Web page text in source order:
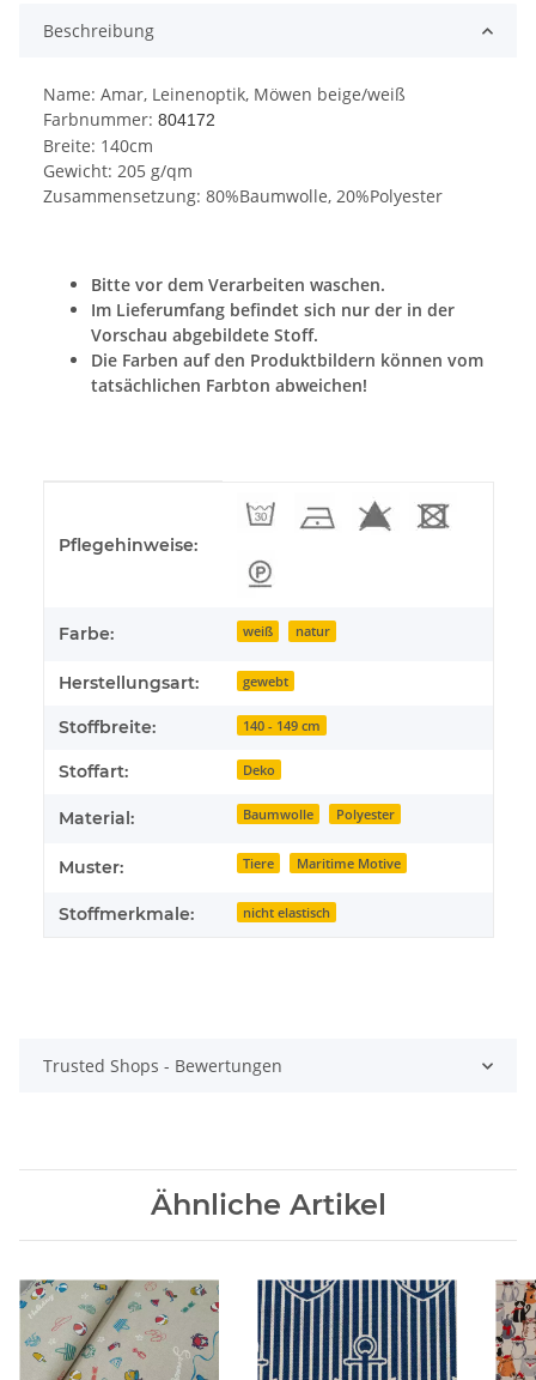
Beschreibung
Name: Amar, Leinenoptik, Möwen beige/weiß
Farbnummer: 804172
Breite: 140cm
Gewicht: 205 g/qm
Zusammensetzung: 80%Baumwolle, 20%Polyester
Bitte vor dem Verarbeiten waschen.
Im Lieferumfang befindet sich nur der in der
Vorschau abgebildete Stoff.
Die Farben auf den Produktbildern können vom
tatsächlichen Farbton abweichen!
Pflegehinweise:
Farbe: weiß natur
Herstellungsart: gewebt
Stoffbreite: 140 - 149 cm
Stoffart: Deko
Material: Baumwolle Polyester
Muster: Tiere Maritime Motive
Stoffmerkmale: nicht elastisch
Trusted Shops - Bewertungen
Ähnliche Artikel